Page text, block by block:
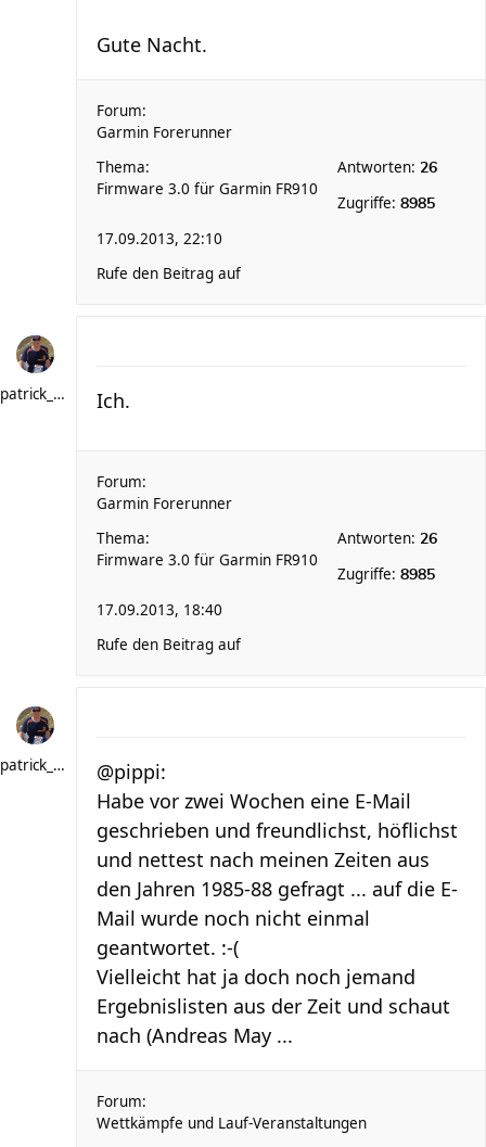
Gute Nacht.
Forum:
Garmin Forerunner
Thema:
Firmware 3.0 für Garmin FR910
Antworten: 26
Zugriffe: 8985
17.09.2013, 22:10
Rufe den Beitrag auf
patrick_schere Ich.
Forum:
Garmin Forerunner
Thema:
Firmware 3.0 für Garmin FR910
Antworten: 26
Zugriffe: 8985
17.09.2013, 18:40
Rufe den Beitrag auf
patrick_schere
@pippi:
Habe vor zwei Wochen eine E-Mail
geschrieben und freundlichst, höflichst
und nettest nach meinen Zeiten aus
den Jahren 1985-88 gefragt ... auf die E-
Mail wurde noch nicht einmal
geantwortet. :-(
Vielleicht hat ja doch noch jemand
Ergebnislisten aus der Zeit und schaut
nach (Andreas May ...
Forum:
Wettkämpfe und Lauf-Veranstaltungen